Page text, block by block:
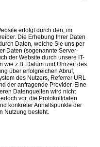
erfolgt durch den, im
Die Erhebung Ihrer Daten
Daten, welche Sie uns per
Daten (sogenannte Server-
der Website durch unsere IT-
wie z.B. Datum und Uhrzeit des
über erfolgreichen Abruf,
des Nutzers, Referrer URL
der anfragende Provider. Eine
Datenquellen wird nicht
vor, die Protokolldaten
konkreter Anhaltspunkte der
Nutzung besteht.